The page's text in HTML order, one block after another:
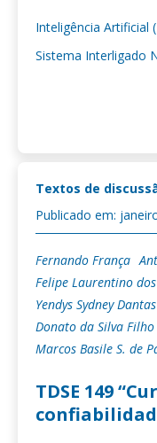
Inteligência Artificial
Sistema Interligado
Textos de
Publicado em:
Fernando França
Felipe Laurentino
Yendys Sydney Dantas
Donato da Silva Filho
Marcos Basile S. de
TDSE 149